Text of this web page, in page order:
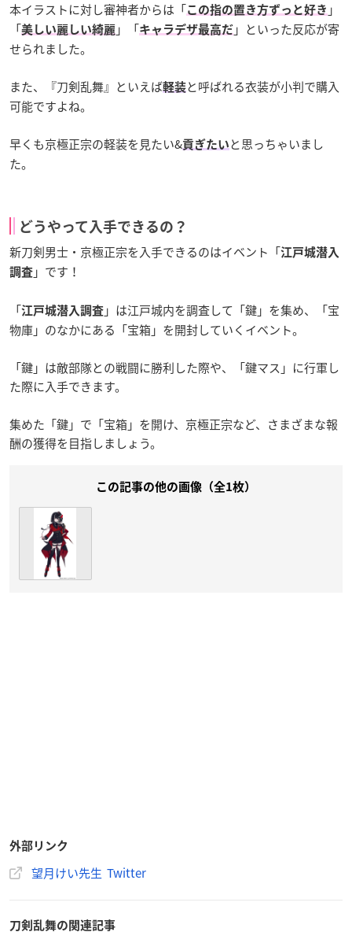
本イラストに対し審神者からは「この指の置き方ずっと好き 」
「美しい麗しい綺麗 」「キャラデザ最高だ 」といった反応が寄
せられました。
また、『刀剣乱舞』といえば軽装と呼ばれる衣装が小判で購入
可能ですよね。
早くも京極正宗の軽装を見たい&貢ぎたい と思っちゃいまし
た。
どうやって入手できるの？
新刀剣男士・京極正宗を入手できるのはイベント「江戸城潜入
調査 」です！
「江戸城潜入調査 」は江戸城内を調査して「鍵」を集め、「宝
物庫」のなかにある「宝箱」を開封していくイベント。
「鍵」は敵部隊との戦闘に勝利した際や、「鍵マス」に行軍し
た際に入手できます。
集めた「鍵」で「宝箱」を開け、京極正宗など、さまざまな報
酬の獲得を目指しましょう。
この記事の他の画像（全1枚）
外部リンク
望月けい先生 Twitter
刀剣乱舞の関連記事